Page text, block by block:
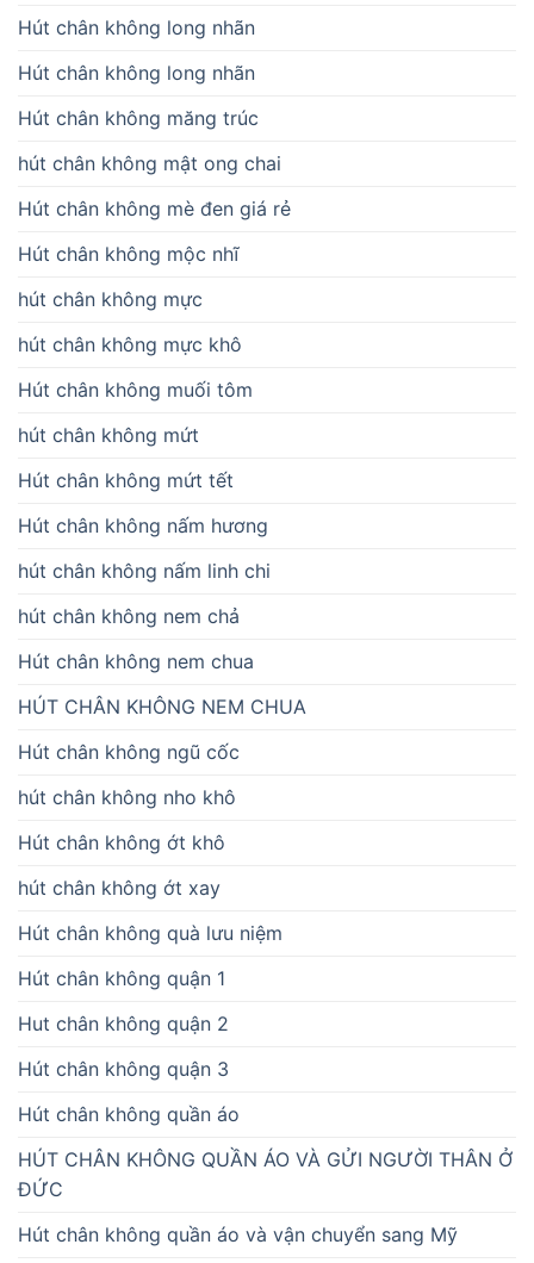
Hút chân không long nhãn
Hút chân không long nhãn
Hút chân không măng trúc
hút chân không mật ong chai
Hút chân không mè đen giá rẻ
Hút chân không mộc nhĩ
hút chân không mực
hút chân không mực khô
Hút chân không muối tôm
hút chân không mứt
Hút chân không mứt tết
Hút chân không nấm hương
hút chân không nấm linh chi
hút chân không nem chả
Hút chân không nem chua
HÚT CHÂN KHÔNG NEM CHUA
Hút chân không ngũ cốc
hút chân không nho khô
Hút chân không ớt khô
hút chân không ớt xay
Hút chân không quà lưu niệm
Hút chân không quận 1
Hut chân không quận 2
Hút chân không quận 3
Hút chân không quần áo
HÚT CHÂN KHÔNG QUẦN ÁO VÀ GỬI NGƯỜI THÂN Ở
ĐỨC
Hút chân không quần áo và vận chuyển sang Mỹ